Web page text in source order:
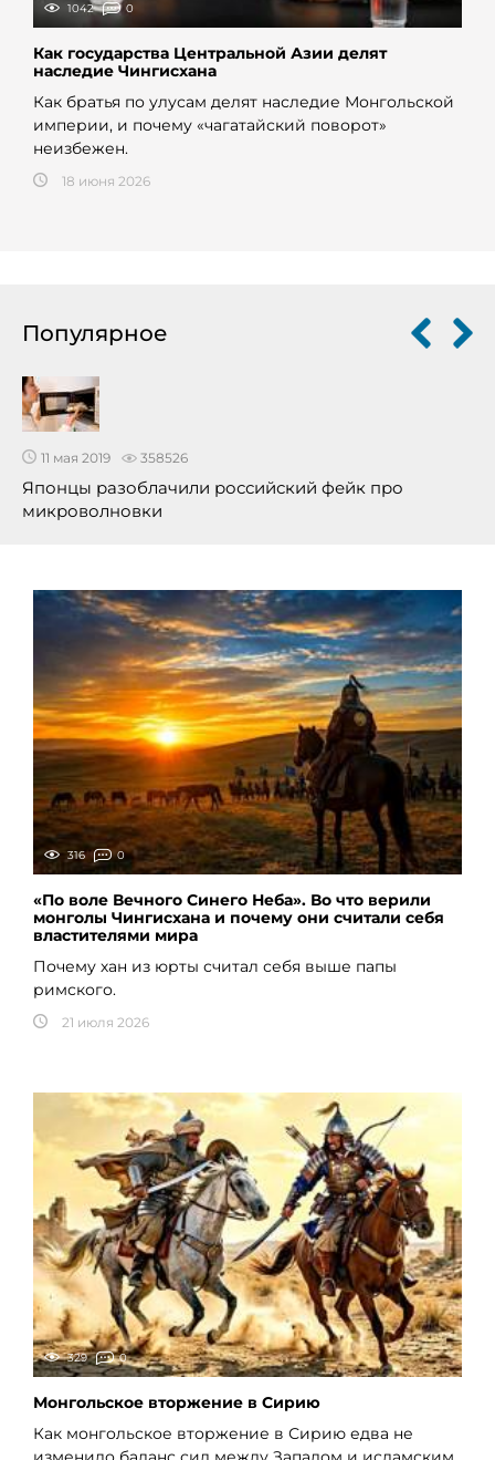
1042 0
Как государства Центральной Азии делят
наследие Чингисхана
Как братья по улусам делят наследие Монгольской
империи, и почему «чагатайский поворот»
неизбежен.
18 июня 2026
Популярное
11 мая 2019 358526
Японцы разоблачили российский фейк про
микроволновки
316 0
«По воле Вечного Синего Неба». Во что верили
монголы Чингисхана и почему они считали себя
властителями мира
Почему хан из юрты считал себя выше папы
римского.
21 июля 2026
329 0
Монгольское вторжение в Сирию
Как монгольское вторжение в Сирию едва не